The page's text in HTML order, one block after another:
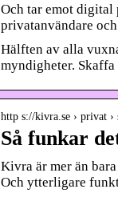
Och tar emot digital
privatanvändare
Hälften av alla
myndigheter.
http s://kivra.se › privat ›
Så funkar
Kivra är mer än
Och ytterligare